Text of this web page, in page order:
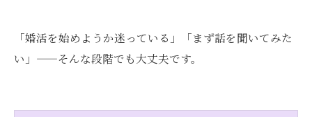
「婚活を始めようか迷っている」「まず話を聞いてみた
い」——そんな段階でも大丈夫です。